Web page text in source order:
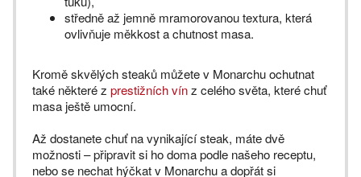
středně až jemně mramorovanou textura, která
ovlivňuje měkkost a chutnost masa.
Kromě skvělých steaků můžete v Monarchu ochutnat
také některé z prestižních vínz celého světa, které chuť
masa ještě umocní.
Až dostanete chuť na vynikající steak, máte dvě
možnosti – připravit si ho doma podle našeho receptu,
nebo se nechat hýčkat v Monarchu a dopřát si